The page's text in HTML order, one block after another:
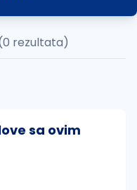
rezultata)
sa ovim